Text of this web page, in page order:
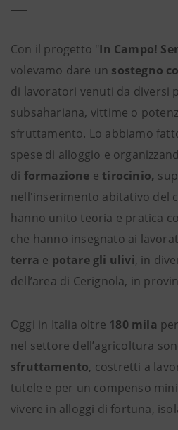
Con il progetto "In Campo!
volevamo dare un sostegno
di lavoratori venuti da diversi
subsahariana, vittime o
sfruttamento. Lo abbiamo
spese di alloggio e
di formazione e tirocinio,
nell'inserimento abitativo del
hanno unito teoria e pratica
che hanno insegnato ai
terra e potare gli ulivi, in
dell’area di Cerignola, in
Oggi in Italia oltre 180 mila
nel settore dell’agricoltura
sfruttamento, costretti a
tutele e per un compenso
vivere in alloggi di fortuna,